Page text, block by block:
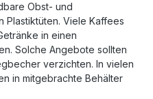
Obst- und
Plastiktüten. Viele Kaffees
in einen
Solche Angebote sollten
verzichten. In vielen
in mitgebrachte Behälter